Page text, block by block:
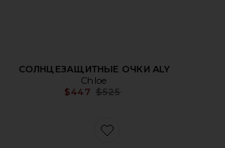
СОЛНЦЕЗАЩИТНЫЕ ОЧКИ ALY
Chloe
$447 Previous price:
$525
Favorite